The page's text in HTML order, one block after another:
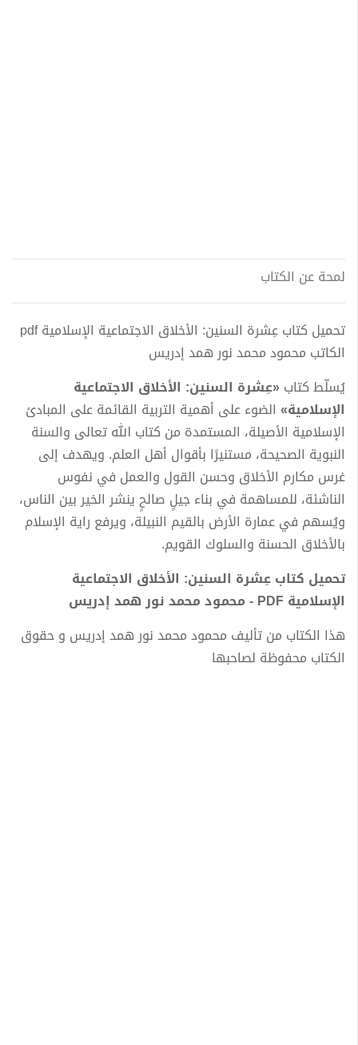
لمحة عن الكتاب
تحميل كتاب عِشرة السنين: الأخلاق الاجتماعية الإسلامية pdf
الكاتب محمود محمد نور همد إدريس
يُسلّط كتاب«عِشرة السنين: الأخلاق الاجتماعية
الإسلامية» الضوء على أهمية التربية القائمة على المبادئ
الإسلامية الأصيلة، المستمدة من كتاب الله تعالى والسنة
النبوية الصحيحة، مستنيرًا بأقوال أهل العلم. ويهدف إلى
غرس مكارم الأخلاق وحسن القول والعمل في نفوس
الناشئة، للمساهمة في بناء جيلٍ صالحٍ ينشر الخير بين الناس،
ويُسهم في عمارة الأرض بالقيم النبيلة، ويرفع راية الإسلام
بالأخلاق الحسنة والسلوك القويم.
تحميل كتاب عِشرة السنين: الأخلاق الاجتماعية
الإسلامية PDF - محمود محمد نور همد إدريس
هذا الكتاب من تأليف محمود محمد نور همد إدريس و حقوق
الكتاب محفوظة لصاحبها